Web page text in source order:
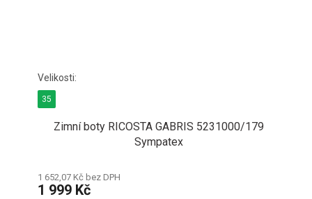
Zimní boty RICOSTA GABRIS 5231000/179
Sympatex
1 652,07 Kč bez DPH
1 999 Kč
35